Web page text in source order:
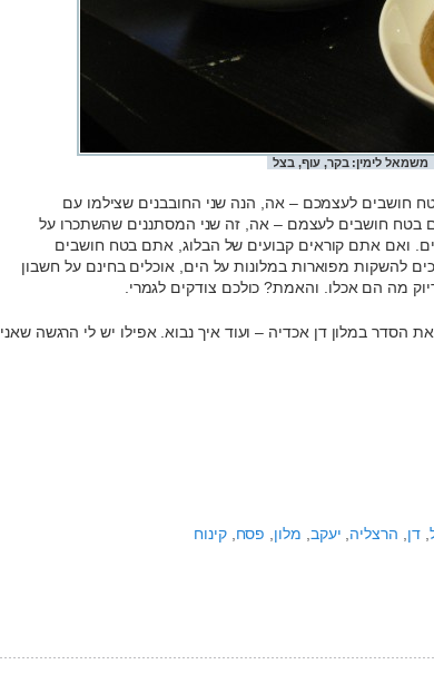
משמאל לימין: בקר, עוף, בצל
חושבים לעצמכם – אה, הנה שני החובבנים שצילמו עם
בטח חושבים לעצמם – אה, זה שני המסתננים שהשתכרו על
ואם אתם קוראים קבועים של הבלוג, אתם בטח חושבים
להשקות מפוארות במלונות על הים, אוכלים בחינם על חשבון
מה הם אכלו. והאמת? כולכם צודקים לגמרי.
הסדר במלון דן אכדיה – ועוד איך נבוא. אפילו יש לי הרגשה שאני
,דן הרצליה יעקב מלון פסח ,קינוח